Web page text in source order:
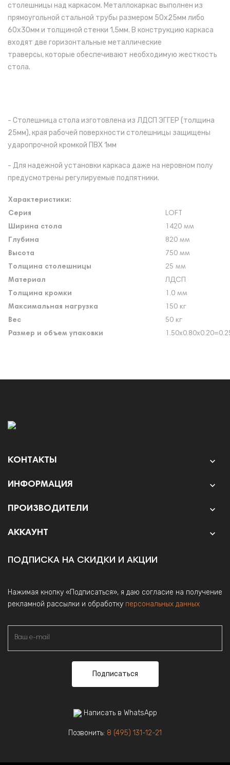
столешницы над каркасом. Металлокаркас выполнен из
прямоугольной стальной трубы размером 50х25мм либо
60х30мм и толщиной стенки 1,5мм. В конструкцию каркаса
входят две горизонтальные металлические
траверсы, которые обеспечивают необходимую жесткость
стола.
- Столешница стола изготовлена из ЛДСП ЭГГЕР (толщина
25мм), края рабочей поверхности столешницы защищены
ударопрочной кромкой ПВХ 1мм
- Для надежной установки каркаса даже на неровном полу
предусмотрены регулируемые подпятники.
Характеристики:
Серия
LOFT
Ширина стола
1420 мм
Глубина
820 мм
Высота
750 мм
Толщина столешницы
25 мм
Материал
ЛДСП
Толщина кромки
1.0 мм
Максимальная нагрузка
150 кг
Вес
50 кг
Размер и объем упаковки
КОНТАКТЫ 
ИНФОРМАЦИЯ 
ПРОИЗВОДИТЕЛИ 
АККАУНТ 
ПОДПИСКА НА СКИДКИ И АКЦИИ
Нажимая кнопку «Подписаться», я даю согласие на получение
рекламной рассылки и обработку персональных данных
Подписаться
Написать в WhatsApp
Позвонить: 8 (495) 131-12-21